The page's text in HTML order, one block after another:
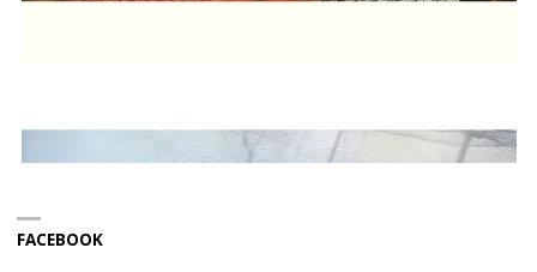
FACEBOOK